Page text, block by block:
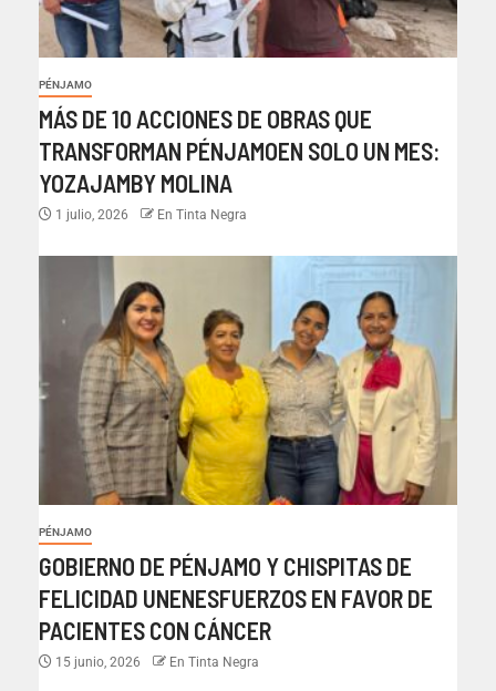
PÉNJAMO
MÁS DE 10 ACCIONES DE OBRAS QUE
TRANSFORMAN PÉNJAMOEN SOLO UN MES:
YOZAJAMBY MOLINA
1 julio, 2026 En Tinta Negra
PÉNJAMO
GOBIERNO DE PÉNJAMO Y CHISPITAS DE
FELICIDAD UNENESFUERZOS EN FAVOR DE
PACIENTES CON CÁNCER
15 junio, 2026 En Tinta Negra